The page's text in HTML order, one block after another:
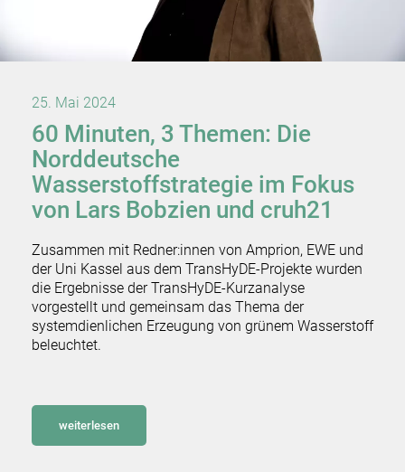
25. Mai 2024
60 Minuten, 3 Themen: Die
Norddeutsche
Wasserstoffstrategie im Fokus
von Lars Bobzien und cruh21
Zusammen mit Redner:innen von Amprion, EWE und
der Uni Kassel aus dem TransHyDE-Projekte wurden
die Ergebnisse der TransHyDE-Kurzanalyse
vorgestellt und gemeinsam das Thema der
systemdienlichen Erzeugung von grünem Wasserstoff
beleuchtet.
weiterlesen